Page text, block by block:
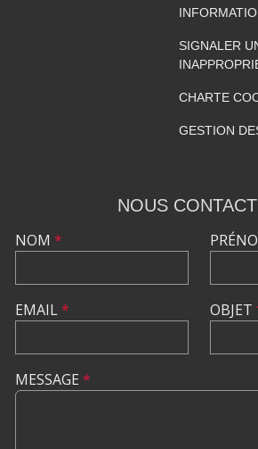
SIGNALER
CHARTE
GESTION
NOUS
NOM *
EMAIL* OBJET
MESSAGE *